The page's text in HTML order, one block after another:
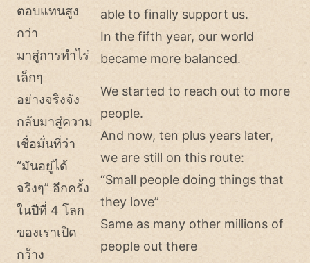
ตอบแทนสูง
กว่า
มาสู่การทำไร่
เล็กๆ
อย่างจริงจัง
กลับมาสู่ความ
เชื่อมั่นที่ว่า
“มันอยู่ได้
จริงๆ” อีกครั้ง
ในปีที่ 4 โลก
ของเราเปิด
กว้าง
able to finally support us.
In the fifth year, our world
became more balanced.
We started to reach out to more
people.
And now, ten plus years later,
we are still on this route:
“Small people doing things that
they love”
Same as many other millions of
people out there